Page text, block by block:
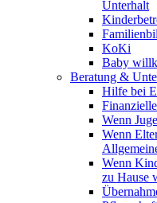
Unterhalt
KoKi
Baby
Beratung &
Hilfe bei
Wenn
Wenn
Wenn
zu Hause